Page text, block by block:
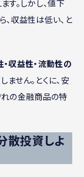
す。しかし、値下
収益性は低い、と
・収益性・流動性の
せん。とくに、安
れの金融商品の特
散投資しよ